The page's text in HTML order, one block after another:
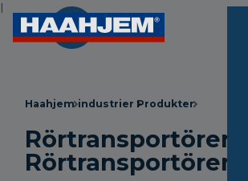
Haahjem industrier Produkter
Rörtransportörer -
Rörtransportörer
I